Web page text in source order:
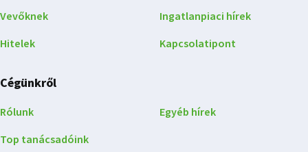
Vevőknek
Hitelek
Ingatlanpiaci hírek
Kapcsolatipont
Cégünkről
Rólunk
Top tanácsadóink
Egyéb hírek